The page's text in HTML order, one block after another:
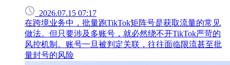
2026.07.15 07:17
在跨境业务中，批量跑TikTok矩阵号是获取流量的常见
做法。但只要涉及多账号，就必然绕不开TikTok严苛的
风控机制。账号一旦被判定关联，往往面临限流甚至批
量封号的风险